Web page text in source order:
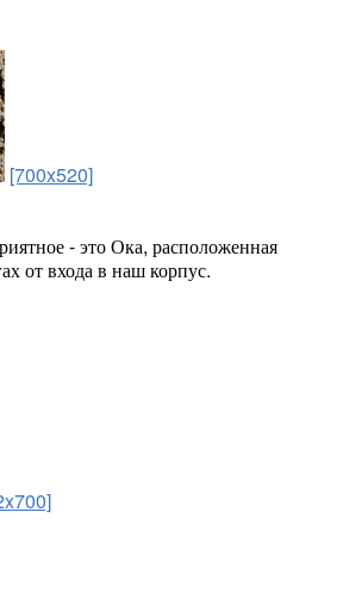
[700x520]
- это Ока, расположенная
от входа в наш корпус.